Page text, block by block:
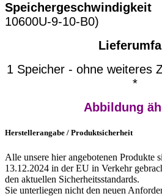
Speichergeschwindigkeit
10600U-9-10-B0)
1 Speicher - ohne weiteres
*
Abbildung
Herstellerangabe / Produktsicherheit
Alle unsere hier angebotenen Produkte
13.12.2024 in der EU in Verkehr
den aktuellen Sicherheitsstandards.
Sie unterliegen nicht den neuen